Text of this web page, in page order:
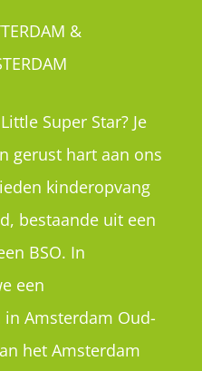
&
Super Star? Je
gerust hart aan ons
kinderopvang
bestaande uit een
BSO. In
een
Amsterdam Oud-
het Amsterdam